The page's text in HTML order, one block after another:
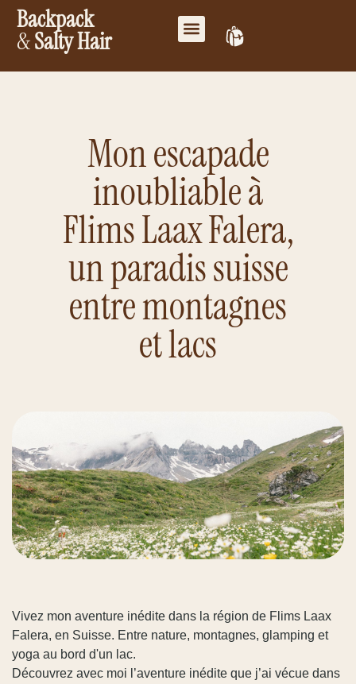
Backpack
&Salty Hair
Mon escapade
inoubliable à
Flims Laax Falera,
un paradis suisse
entre montagnes
et lacs
Vivez mon aventure inédite dans la région de Flims Laax
Falera, en Suisse. Entre nature, montagnes, glamping et
yoga au bord d'un lac.
Découvrez avec moi l’aventure inédite que j’ai vécue dans